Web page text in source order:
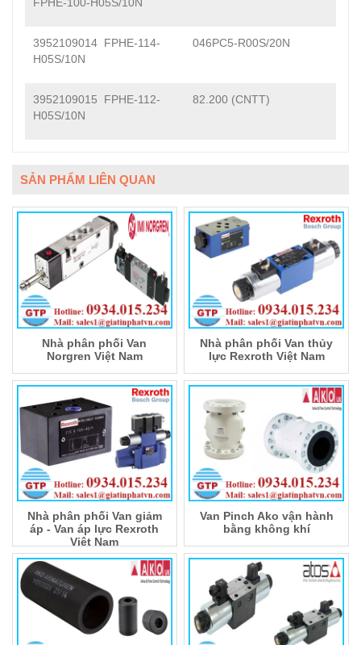
3952109014 FPHE-114-
H05S/10N
046PC5-R00S/20N
3952109015 FPHE-112-
H05S/10N
82.200 (CNTT)
SẢN PHẨM LIÊN QUAN
Nhà phân phối Van
Norgren Việt Nam
Nhà phân phối Van thủy
lực Rexroth Việt Nam
Nhà phân phối Van giảm
áp - Van áp lực Rexroth
Việt Nam
Van Pinch Ako vận hành
bằng không khí